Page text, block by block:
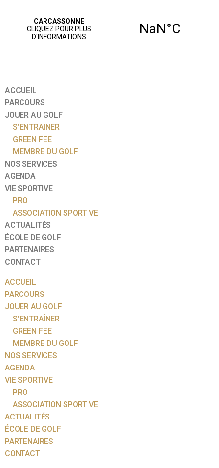
ACCUEIL
PARCOURS
JOUER AU GOLF
S’ENTRAÎNER
GREEN FEE
MEMBRE DU GOLF
NOS SERVICES
AGENDA
VIE SPORTIVE
PRO
ASSOCIATION SPORTIVE
ACTUALITÉS
ÉCOLE DE GOLF
PARTENAIRES
CONTACT
ACCUEIL
PARCOURS
JOUER AU GOLF
S’ENTRAÎNER
GREEN FEE
MEMBRE DU GOLF
NOS SERVICES
AGENDA
VIE SPORTIVE
PRO
ASSOCIATION SPORTIVE
ACTUALITÉS
ÉCOLE DE GOLF
PARTENAIRES
CONTACT